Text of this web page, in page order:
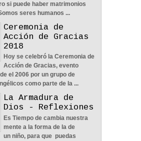
A Confiar A
Las
- Reflexión
2022 0
De La Pareja
- Reflexión
No existe ningún matrimonio
si puede haber matrimonios
seres humanos ...
Ceremonia de
Acción de Gracias
2018
Hoy se celebró la Ceremonia de
Acción de Gracias, evento
el 2006 por un grupo de
como parte de la ...
La Armadura de
Dios - Reflexiones
Es Tiempo de cambia nuestra
mente a la forma de la de